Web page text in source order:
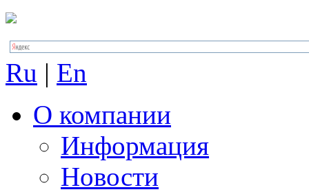
Ru | En
О компании
Информация
Новости